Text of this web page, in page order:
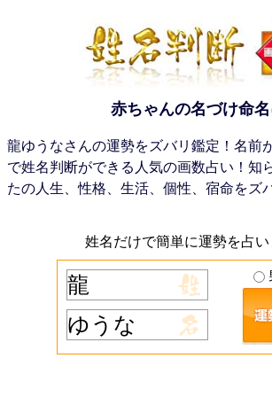
赤ちゃんの名づけ命
龍ゆうなさんの運勢をズバリ鑑定！名前
で姓名判断ができる人気の画数占い！知
たの人生、性格、生活、個性、宿命をズ
姓名だけで簡単に運勢を占い